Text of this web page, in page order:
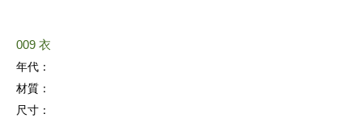
009 衣
年代：
材質：
尺寸：